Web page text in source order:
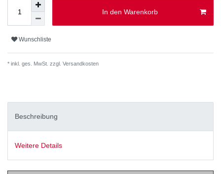
In den Warenkorb
Wunschliste
* inkl. ges. MwSt. zzgl. Versandkosten
Beschreibung
Weitere Details